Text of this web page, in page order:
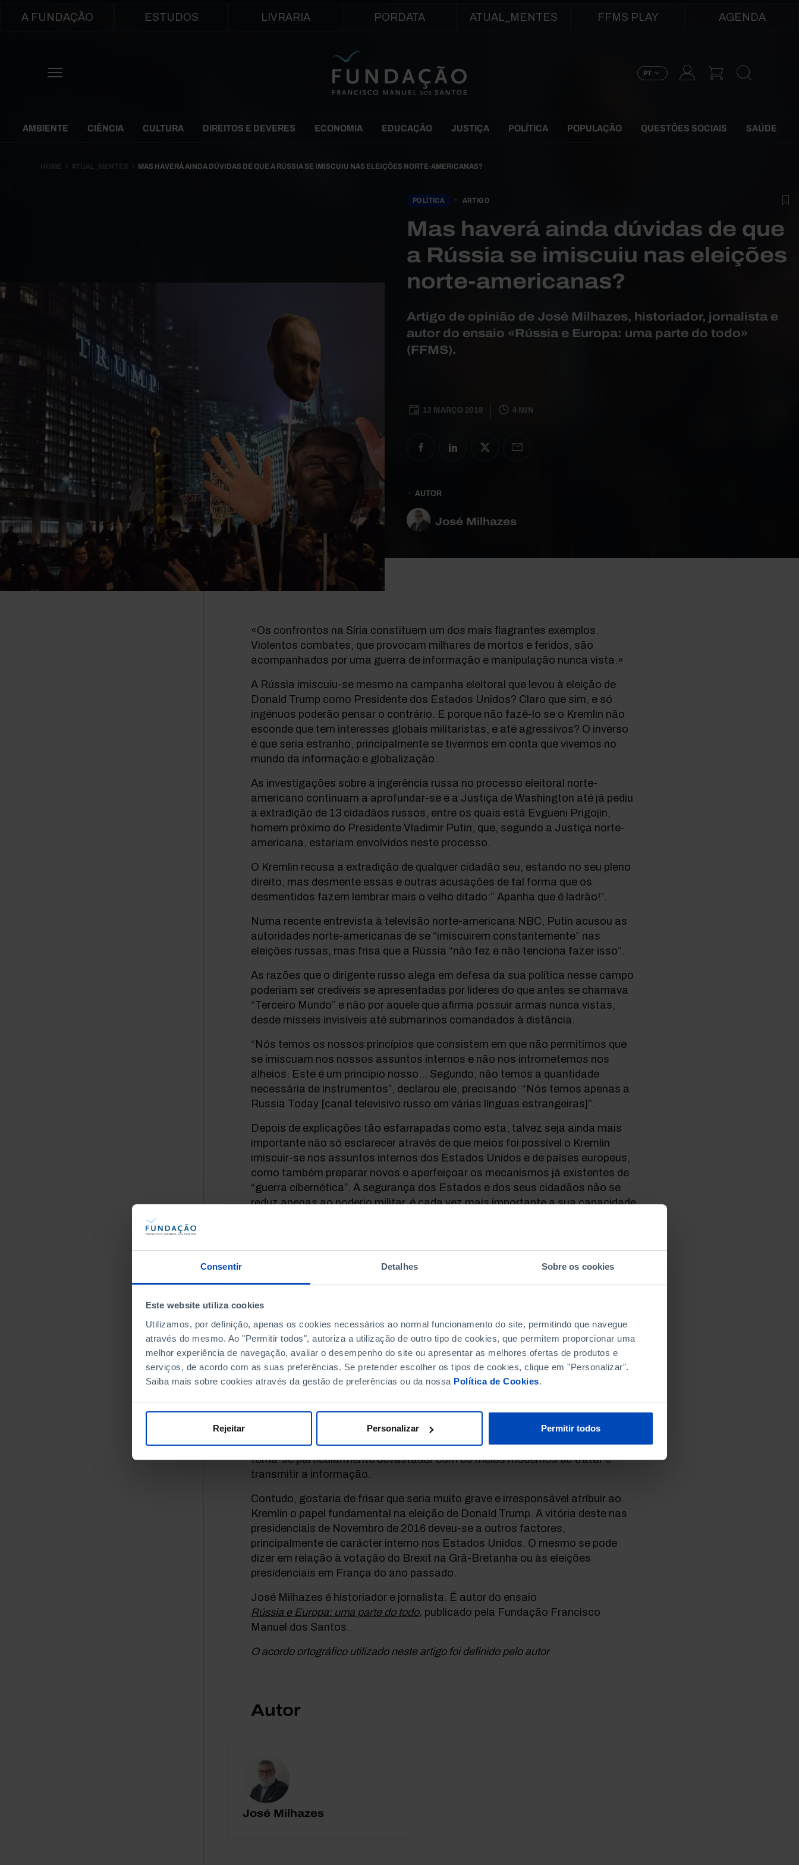
Consentir Detalhes Sobre os cookies
Este website utiliza cookies
Utilizamos, por definição, apenas os cookies necessários ao normal funcionamento do site, permitindo que navegue
através do mesmo. Ao "Permitir todos", autoriza a utilização de outro tipo de cookies, que permitem proporcionar uma
melhor experiência de navegação, avaliar o desempenho do site ou apresentar as melhores ofertas de produtos e
serviços, de acordo com as suas preferências. Se pretender escolher os tipos de cookies, clique em "Personalizar".
Saiba mais sobre cookies através da gestão de preferências ou da nossa Política de Cookies.
Rejeitar Personalizar Permitir todos
Main navigation
A FUNDAÇÃO ESTUDOS LIVRARIA PORDATA ATUAL_MENTES FFMS PLAY AGENDA
PT
Themes Menu
AMBIENTE CIÊNCIA CULTURA DIREITOS E DEVERES ECONOMIA EDUCAÇÃO JUSTIÇA POLÍTICA POPULAÇÃO QUESTÕES SOCIAIS SAÚDE
HOME ATUAL_MENTES MAS HAVERÁ AINDA DÚVIDAS DE QUE A RÚSSIA SE IMISCUIU NAS ELEIÇÕES NORTE-AMERICANAS?
POLÍTICA ARTIGO
Mas haverá ainda dúvidas de que
a Rússia se imiscuiu nas eleições
norte-americanas?
Artigo de opinião de José Milhazes, historiador, jornalista e
autor do ensaio «Rússia e Europa: uma parte do todo»
(FFMS).
13 MARÇO 2018 4 MIN
AUTOR
José Milhazes
«Os confrontos na Síria constituem um dos mais flagrantes exemplos.
Violentos combates, que provocam milhares de mortos e feridos, são
acompanhados por uma guerra de informação e manipulação nunca vista.»
A Rússia imiscuiu-se mesmo na campanha eleitoral que levou à eleição de
Donald Trump como Presidente dos Estados Unidos? Claro que sim, e só
ingénuos poderão pensar o contrário. E porque não fazê-lo se o Kremlin não
esconde que tem interesses globais militaristas, e até agressivos? O inverso
é que seria estranho, principalmente se tivermos em conta que vivemos no
mundo da informação e globalização.
As investigações sobre a ingerência russa no processo eleitoral norte-
americano continuam a aprofundar-se e a Justiça de Washington até já pediu
a extradição de 13 cidadãos russos, entre os quais está Evgueni Prigojin,
homem próximo do Presidente Vladimir Putin, que, segundo a Justiça norte-
americana, estariam envolvidos neste processo.
O Kremlin recusa a extradição de qualquer cidadão seu, estando no seu pleno
direito, mas desmente essas e outras acusações de tal forma que os
desmentidos fazem lembrar mais o velho ditado:” Apanha que é ladrão!”.
Numa recente entrevista à televisão norte-americana NBC, Putin acusou as
autoridades norte-americanas de se “imiscuirem constantemente” nas
eleições russas, mas frisa que a Rússia “não fez e não tenciona fazer isso”.
As razões que o dirigente russo alega em defesa da sua política nesse campo
poderiam ser credíveis se apresentadas por líderes do que antes se chamava
“Terceiro Mundo” e não por aquele que afirma possuir armas nunca vistas,
desde mísseis invisíveis até submarinos comandados à distância.
“Nós temos os nossos princípios que consistem em que não permitimos que
se imiscuam nos nossos assuntos internos e não nos intrometemos nos
alheios. Este é um princípio nosso… Segundo, não temos a quantidade
necessária de instrumentos”, declarou ele, precisando: “Nós temos apenas a
Russia Today [canal televisivo russo em várias línguas estrangeiras]”.
Depois de explicações tão esfarrapadas como esta, talvez seja ainda mais
importante não só esclarecer através de que meios foi possível o Kremlin
imiscuir-se nos assuntos internos dos Estados Unidos e de países europeus,
como também preparar novos e aperfeiçoar os mecanismos já existentes de
“guerra cibernética”. A segurança dos Estados e dos seus cidadãos não se
reduz apenas ao poderio militar, é cada vez mais importante a sua capacidade
terminado com o fim da União Soviética, em 1991, mas que nunca acabou,
tendo apenas passado por fases mais ou menos agudas. Presentemente, ela
continua com meios mais sofisticados, ao mesmo tempo que não foram
na Síria constituem um dos mais flagrantes exemplos. Violentos combates,
que provocam milhares de mortos e feridos, são acompanhados por uma
guerra de informação e manipulação nunca vista, onde a opinião pública é
confrontada com numerosas notícias não apenas tendenciosas, mas
numerosos protagonistas nesse conflito.
Isto acontecia no passado (veja-se, por exemplo, a “matança de Katyn” de
1940, onde durante décadas se discutiu a autoria do massacre), mas, hoje,
torna-se particularmente devastador com os meios modernos de tratar e
transmitir a informação.
Contudo, gostaria de frisar que seria muito grave e irresponsável atribuir ao
Kremlin o papel fundamental na eleição de Donald Trump. A vitória deste nas
presidenciais de Novembro de 2016 deveu-se a outros factores,
principalmente de carácter interno nos Estados Unidos. O mesmo se pode
dizer em relação à votação do Brexit na Grã-Bretanha ou às eleições
presidenciais em França do ano passado.
José Milhazes é historiador e jornalista. É autor do ensaio
Rússia e Europa: uma parte do todo, publicado pela Fundação Francisco
Manuel dos Santos.
O acordo ortográfico utilizado neste artigo foi definido pelo autor
Autor
José Milhazes